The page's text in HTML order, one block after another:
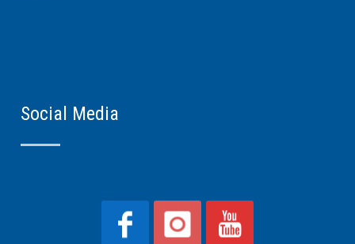
Social Media